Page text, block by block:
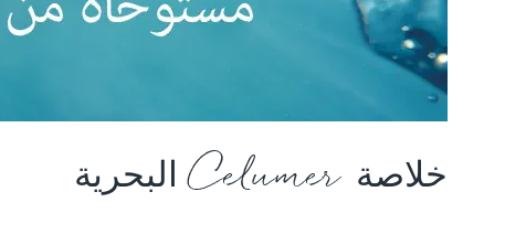
خلاصة Celumer البحرية